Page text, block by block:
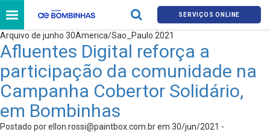
SERVIÇOS ONLINE
Arquivo de junho 30America/Sao_Paulo 2021
Afluentes Digital reforça a
participação da comunidade na
Campanha Cobertor Solidário,
em Bombinhas
Postado porellon.rossi@paintbox.com.brem 30/jun/2021 -